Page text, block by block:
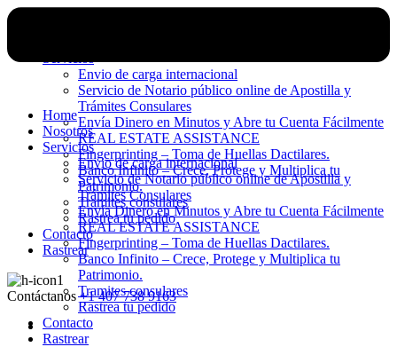
Envio de carga internacional
Servicio de Notario público online de Apostilla y
Trámites Consulares
Envía Dinero en Minutos y Abre tu Cuenta Fácilmente
REAL ESTATE ASSISTANCE
Fingerprinting – Toma de Huellas Dactilares.
Banco Infinito – Crece, Protege y Multiplica tu
Patrimonio.
Tramites consulares
Rastrea tu pedido
Contacto
Rastrear
Contáctanos +1 407 738 9163
Home
Nosotros
Servicios
Envio de carga internacional
Servicio de Notario público online de Apostilla y
Trámites Consulares
Envía Dinero en Minutos y Abre tu Cuenta Fácilmente
REAL ESTATE ASSISTANCE
Fingerprinting – Toma de Huellas Dactilares.
Banco Infinito – Crece, Protege y Multiplica tu
Patrimonio.
Tramites consulares
Rastrea tu pedido
Contacto
Rastrear